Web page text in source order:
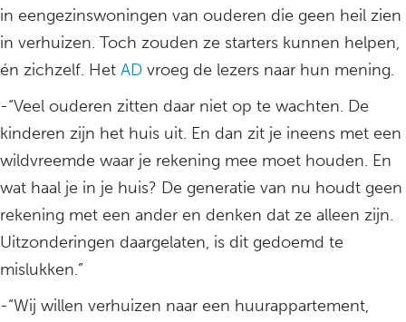
in eengezinswoningen van ouderen die geen heil zien
in verhuizen. Toch zouden ze starters kunnen helpen,
én zichzelf. Het AD vroeg de lezers naar hun mening.
-“Veel ouderen zitten daar niet op te wachten. De
kinderen zijn het huis uit. En dan zit je ineens met een
wildvreemde waar je rekening mee moet houden. En
wat haal je in je huis? De generatie van nu houdt geen
rekening met een ander en denken dat ze alleen zijn.
Uitzonderingen daargelaten, is dit gedoemd te
mislukken.”
-“Wij willen verhuizen naar een huurappartement,